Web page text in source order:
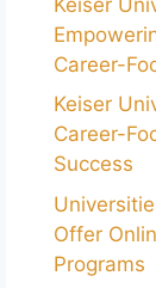
Career-
Keiser
Career-
Success
Offer
Programs